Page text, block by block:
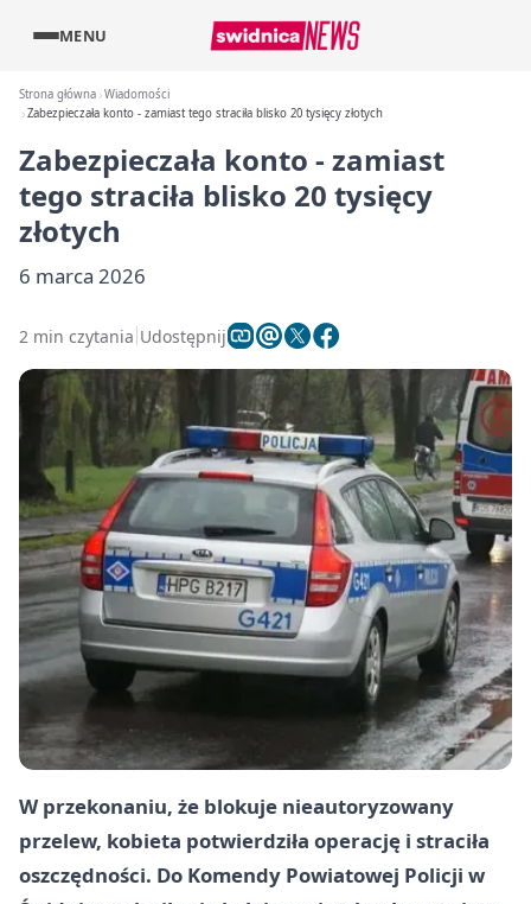
MENU
Strona główna Wiadomości
Zabezpieczała konto - zamiast tego straciła blisko 20 tysięcy złotych
Zabezpieczała konto - zamiast
tego straciła blisko 20 tysięcy
złotych
6 marca 2026
2 min czytania Udostępnij
W przekonaniu, że blokuje nieautoryzowany
przelew, kobieta potwierdziła operację i straciła
oszczędności. Do Komendy Powiatowej Policji w